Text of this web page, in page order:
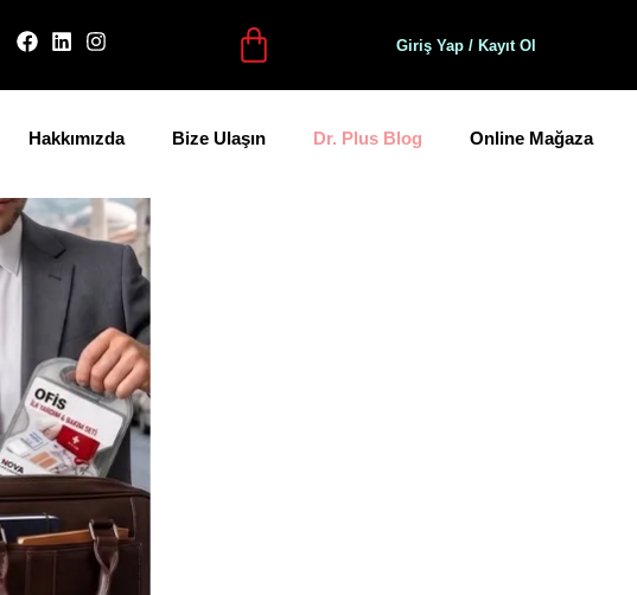
Giriş Yap / Kayıt Ol
Hakkımızda Bize Ulaşın Dr. Plus Blog Online Mağaza